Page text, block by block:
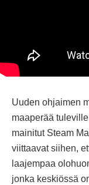
Uuden ohjaimen
maaperää
mainitut Steam
viittaavat siihen,
laajempaa
jonka keskiössä